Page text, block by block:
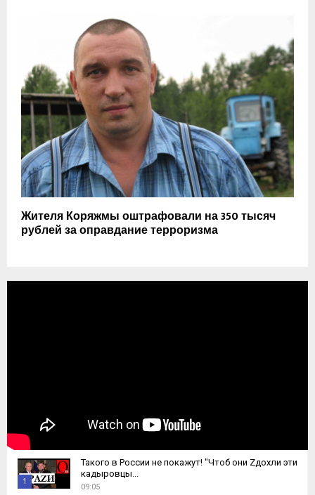
Жителя Коряжмы оштрафовали на 350 тысяч
рублей за оправдание терроризма
1
Такого в России не покажут! "Чтоб они Zдохли эти
кадыровцы...
09:05